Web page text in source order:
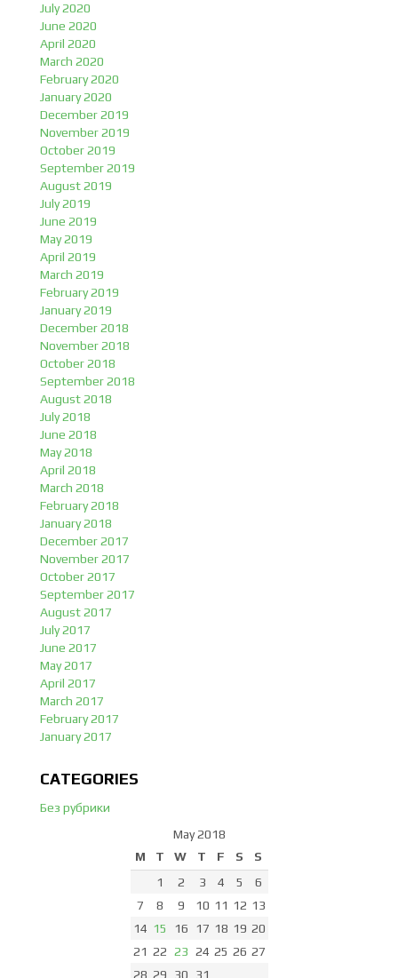
July 2020
June 2020
April 2020
March 2020
February 2020
January 2020
December 2019
November 2019
October 2019
September 2019
August 2019
July 2019
June 2019
May 2019
April 2019
March 2019
February 2019
January 2019
December 2018
November 2018
October 2018
September 2018
August 2018
July 2018
June 2018
May 2018
April 2018
March 2018
February 2018
January 2018
December 2017
November 2017
October 2017
September 2017
August 2017
July 2017
June 2017
May 2017
April 2017
March 2017
February 2017
January 2017
CATEGORIES
Без рубрики
May 2018
M
T W T F S
S
1
2 3 4 5
6
7
8 9 10 11 12 13
14 15 16 17 18 19 20
21 22 23 24 25 26 27
28 29 30 31